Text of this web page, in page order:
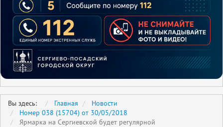
Вы здесь: Главная
Новости
Номер 038 (15704) от 30/05/2018
Ярмарка на Сергиевской будет регулярной